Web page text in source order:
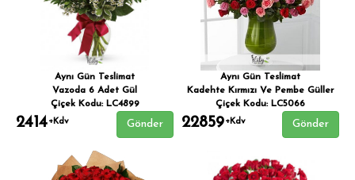
Aynı Gün Teslimat
Vazoda 6 Adet Gül
Çiçek Kodu: LC4899
2414+Kdv Gönder
Aynı Gün Teslimat
Kadehte Kırmızı Ve Pembe Güller
Çiçek Kodu: LC5066
22859+Kdv Gönder